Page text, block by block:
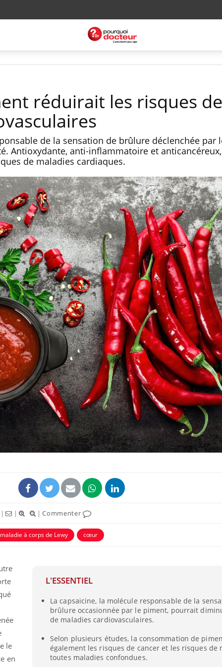
réduirait les risques de
de la sensation de brûlure déclenchée par
Antioxydante, anti-inflammatoire et
de maladies cardiaques.
| |Commenter
maladie à corps de Lewy cœur
L'ESSENTIEL
La capsaïcine, la molécule responsable de la
brûlure occasionnée par le piment, pourrait
de maladies cardiovasculaires.
Selon plusieurs études, la consommation de
également les risques de cancer et les risques de
toutes maladies confondues.
le
en
Fortes chaleurs :
pourquoi le risque de
noyade grimpe-t-il ?
Le Viagra pourrait-il
freiner la propagation du
cancer ?
Pourquoi manger moins
de protéines pourrait
finalement être bénéfique
que dit
Le
lecture
le